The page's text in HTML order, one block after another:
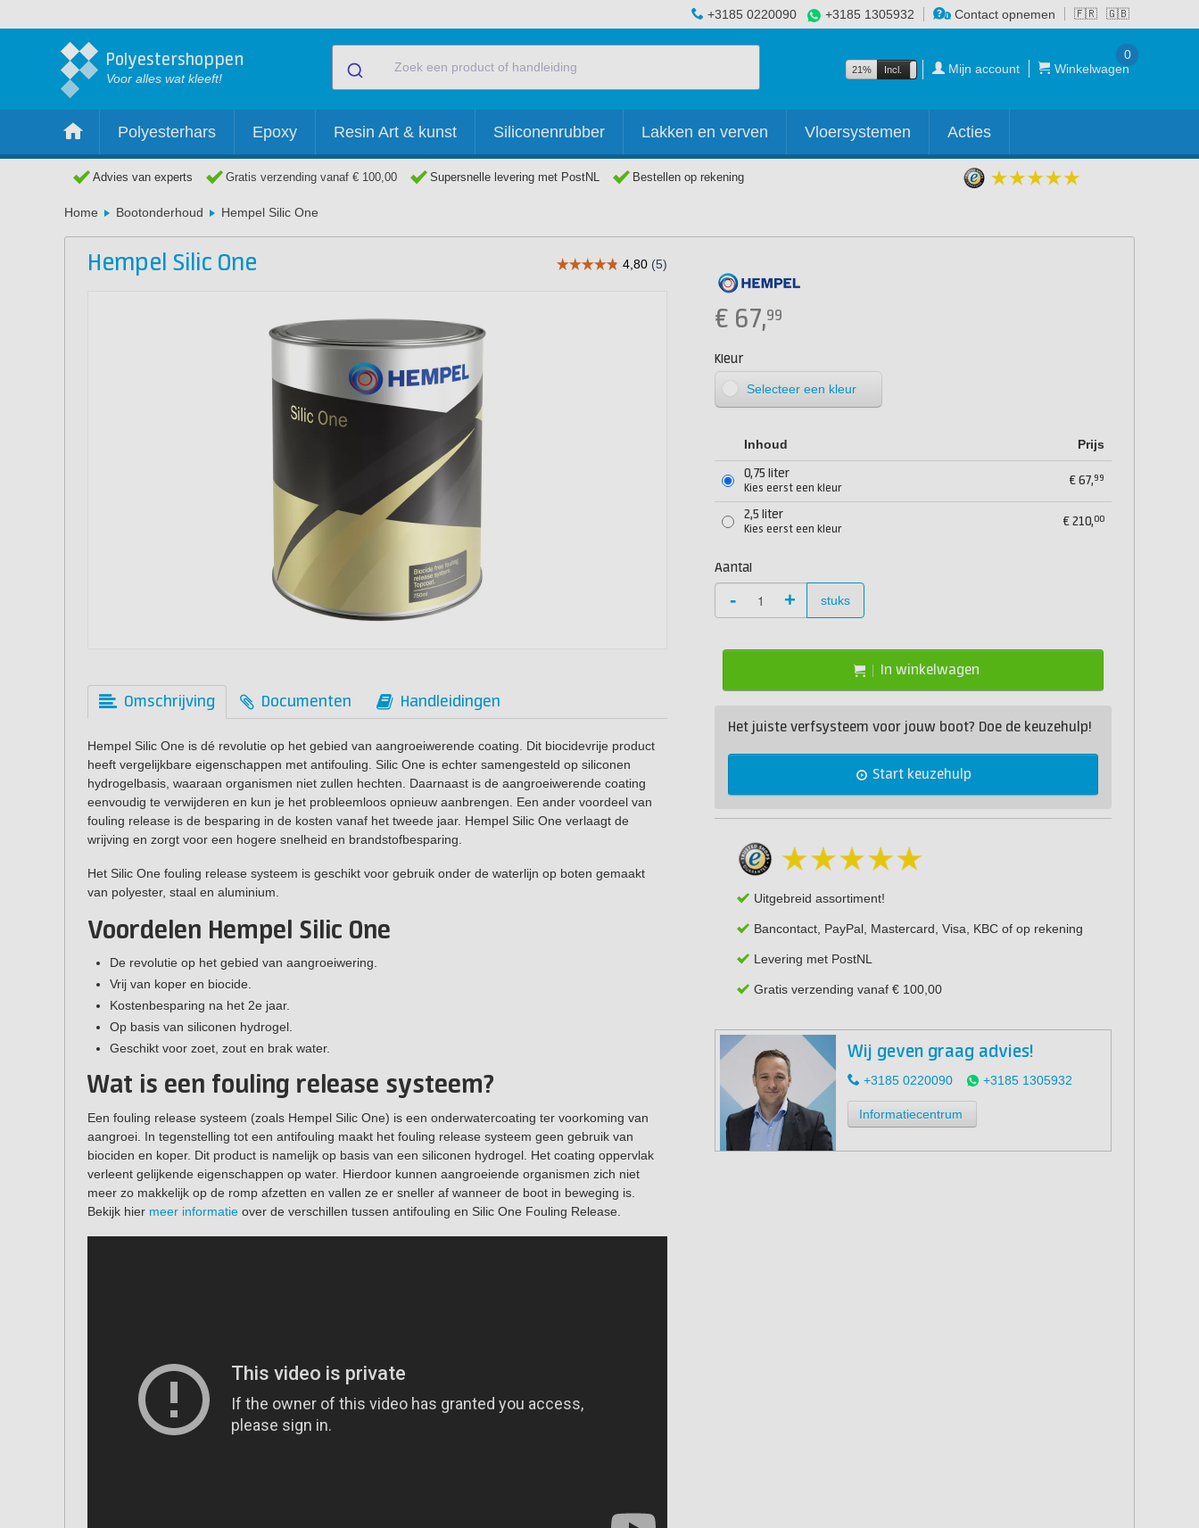
🇫🇷 🇬🇧
+3185 0220090 +3185 1305932 Contact opnemen
Polyestershoppen
Voor alles wat kleeft!
21% Incl. Excl. Mijn account Winkelwagen
0
Polyesterhars Epoxy Resin Art & kunst Siliconenrubber Lakken en verven Vloersystemen Acties
Advies van experts Gratis verzending vanaf € 100,00 Supersnelle levering met PostNL Bestellen op rekening
Home Bootonderhoud Hempel Silic One
Hempel Silic One
Omschrijving Documenten Handleidingen
Hempel Silic One is dé revolutie op het gebied van aangroeiwerende coating. Dit biocidevrije product
heeft vergelijkbare eigenschappen met antifouling. Silic One is echter samengesteld op siliconen
hydrogelbasis, waaraan organismen niet zullen hechten. Daarnaast is de aangroeiwerende coating
eenvoudig te verwijderen en kun je het probleemloos opnieuw aanbrengen. Een ander voordeel van
fouling release is de besparing in de kosten vanaf het tweede jaar. Hempel Silic One verlaagt de
wrijving en zorgt voor een hogere snelheid en brandstofbesparing.
Het Silic One fouling release systeem is geschikt voor gebruik onder de waterlijn op boten gemaakt
van polyester, staal en aluminium.
Voordelen Hempel Silic One
De revolutie op het gebied van aangroeiwering.
Vrij van koper en biocide.
Kostenbesparing na het 2e jaar.
Op basis van siliconen hydrogel.
Geschikt voor zoet, zout en brak water.
Wat is een fouling release systeem?
Een fouling release systeem (zoals Hempel Silic One) is een onderwatercoating ter voorkoming van
aangroei. In tegenstelling tot een antifouling maakt het fouling release systeem geen gebruik van
biociden en koper. Dit product is namelijk op basis van een siliconen hydrogel. Het coating oppervlak
verleent gelijkende eigenschappen op water. Hierdoor kunnen aangroeiende organismen zich niet
meer zo makkelijk op de romp afzetten en vallen ze er sneller af wanneer de boot in beweging is.
Bekijk hier meer informatie over de verschillen tussen antifouling en Silic One Fouling Release.
€ 67,99
Kleur
Selecteer een kleur
Inhoud Prijs
0,75 liter
Kies eerst een kleur
€67,99
2,5 liter
Kies eerst een kleur
€210,00
Aantal
- + stuks
In winkelwagen
Het juiste verfsysteem voor jouw boot? Doe de keuzehulp!
Start keuzehulp
Uitgebreid assortiment!
Bancontact, PayPal, Mastercard, Visa, KBC of op rekening
Levering met PostNL
Gratis verzending vanaf € 100,00
Wij geven graag advies!
+3185 0220090 +3185 1305932
Informatiecentrum